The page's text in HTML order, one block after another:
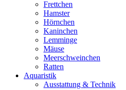
Frettchen
Hamster
Hörnchen
Kaninchen
Lemminge
Mäuse
Meerschweinchen
Ratten
Aquaristik
Ausstattung & Technik